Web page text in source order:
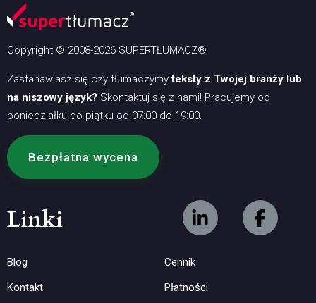
Copyright © 2008-2026 SUPERTŁUMACZ®
Zastanawiasz się czy tłumaczymyteksty z Twojej branży lub
na niszowy język? Skontaktuj się z nami! Pracujemy od
poniedziałku do piątku od 07:00 do 19:00.
Bezpłatna wycena
Linki
Blog
Kontakt
Cennik
Płatności